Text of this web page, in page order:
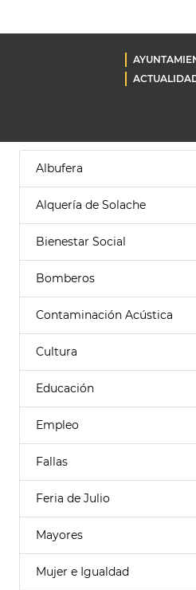
Albufera
Alquería de Solache
Bienestar Social
Bomberos
Contaminación Acústica
Cultura
Educación
Empleo
Fallas
Feria de Julio
Mayores
Mujer e Igualdad